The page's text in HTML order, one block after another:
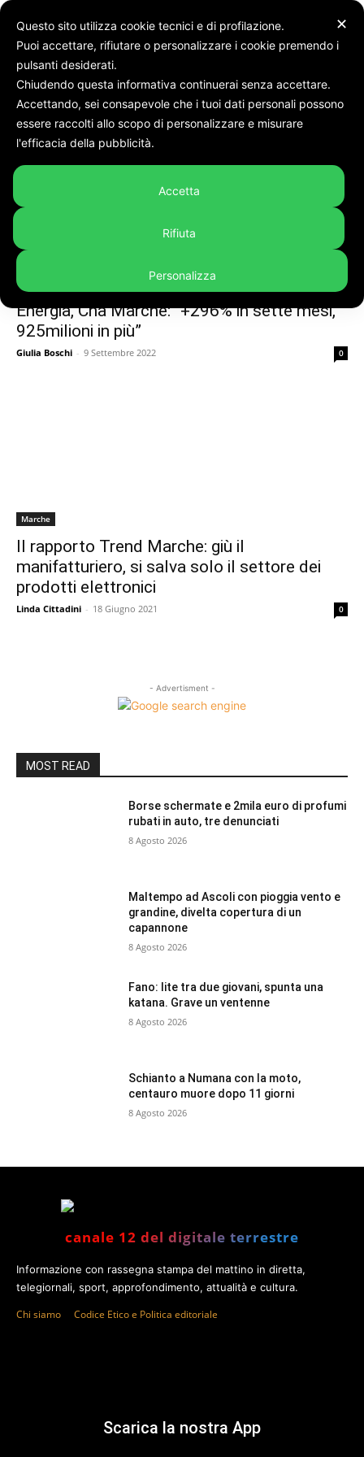
Tags Cna
Tag:cna
Energia, Cna Marche: “+296% in sette mesi,
925milioni in più”
Giulia Boschi - 9 Settembre 2022 0
Marche
Il rapporto Trend Marche: giù il
manifatturiero, si salva solo il settore dei
prodotti elettronici
Linda Cittadini - 18 Giugno 2021 0
- Advertisment -
MOST READ
Borse schermate e 2mila euro di profumi
rubati in auto, tre denunciati
8 Agosto 2026
Maltempo ad Ascoli con pioggia vento e
grandine, divelta copertura di un
capannone
8 Agosto 2026
Fano: lite tra due giovani, spunta una
katana. Grave un ventenne
8 Agosto 2026
Schianto a Numana con la moto,
centauro muore dopo 11 giorni
8 Agosto 2026
canale 12 del digitale terrestre
Informazione con rassegna stampa del mattino in diretta,
telegiornali, sport, approfondimento, attualità e cultura.
Chi siamo Codice Etico e Politica editoriale
Scarica la nostra App
✕
Questo sito utilizza cookie tecnici e di profilazione.
Puoi accettare, rifiutare o personalizzare i cookie premendo i
pulsanti desiderati.
Chiudendo questa informativa continuerai senza accettare.
Accettando, sei consapevole che i tuoi dati personali possono
essere raccolti allo scopo di personalizzare e misurare
l'efficacia della pubblicità.
Accetta
Rifiuta
Personalizza